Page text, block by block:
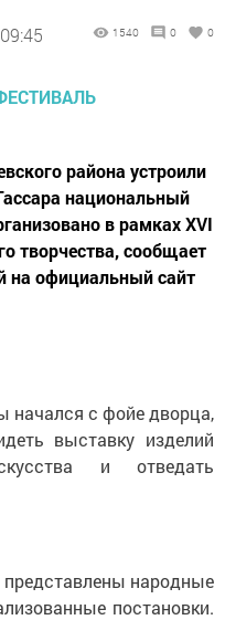
1540 0 0
района устроили
национальный
в рамках XVI
творчества, сообщает
на официальный сайт
начался с фойе дворца,
выставку изделий
и отведать
народные
постановки.